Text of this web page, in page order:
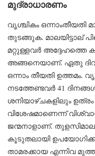
മുദ്രാധാരണം
വൃശ്ചികം ഒന്നാംതീയതി
തുടങ്ങുക. മാലയിട്ടാല്
മറ്റുള്ളവർ
അങ്ങനെയാണ്. ഏതു
ഒന്നാം തീയതി ഉത്തമം.
നടത്തേണ്ടവർ 41
ശനിയാഴ്ചകളിലും
വിശേഷമാണെന്ന്
ജന്മനാളാണ്.
കൂടുതലായി
താമരക്കായ എന്നിവ